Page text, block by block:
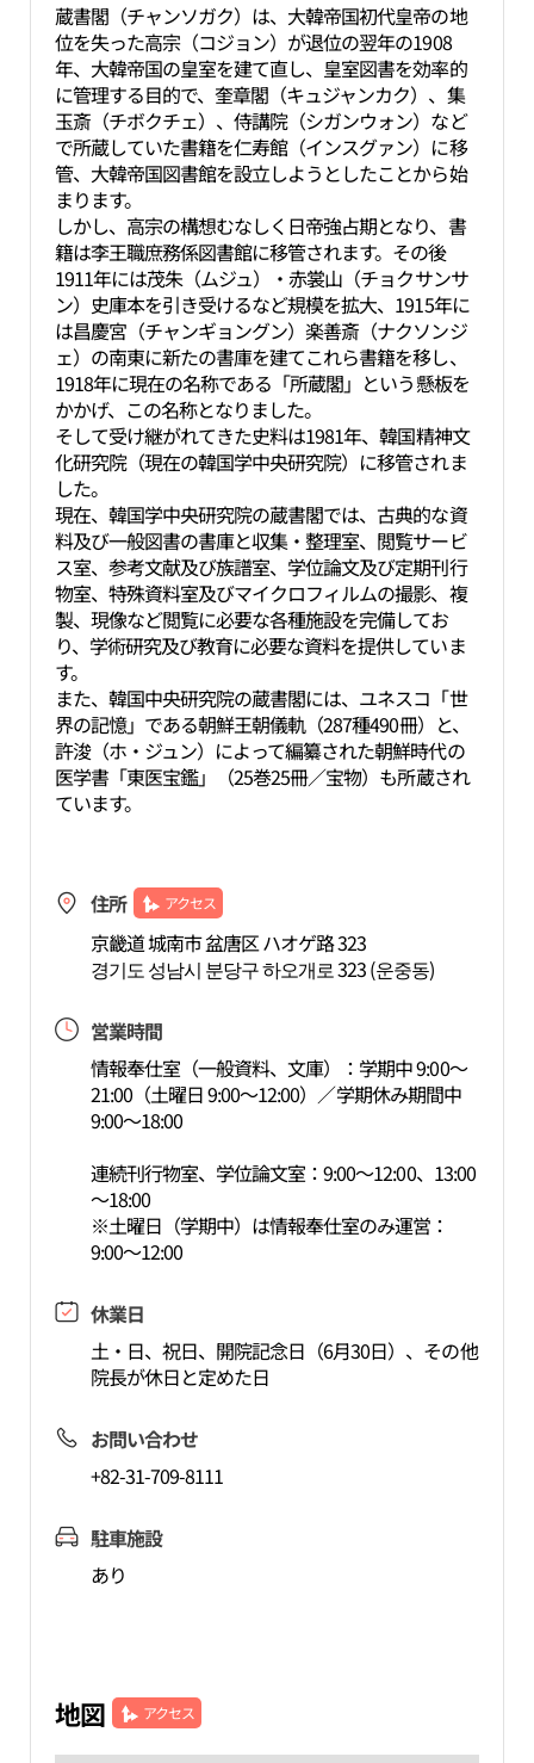
蔵書閣（チャンソガク）は、大韓帝国初代皇帝の地
位を失った高宗（コジョン）が退位の翌年の1908
年、大韓帝国の皇室を建て直し、皇室図書を効率的
に管理する目的で、奎章閣（キュジャンカク）、集
玉斎（チボクチェ）、侍講院（シガンウォン）など
で所蔵していた書籍を仁寿館（インスグァン）に移
管、大韓帝国図書館を設立しようとしたことから始
まります。
しかし、高宗の構想むなしく日帝強占期となり、書
籍は李王職庶務係図書館に移管されます。その後
1911年には茂朱（ムジュ）・赤裳山（チョクサンサ
ン）史庫本を引き受けるなど規模を拡大、1915年に
は昌慶宮（チャンギョングン）楽善斎（ナクソンジ
ェ）の南東に新たの書庫を建てこれら書籍を移し、
1918年に現在の名称である「所蔵閣」という懸板を
かかげ、この名称となりました。
そして受け継がれてきた史料は1981年、韓国精神文
化研究院（現在の韓国学中央研究院）に移管されま
した。
現在、韓国学中央研究院の蔵書閣では、古典的な資
料及び一般図書の書庫と収集・整理室、閲覧サービ
ス室、参考文献及び族譜室、学位論文及び定期刊行
物室、特殊資料室及びマイクロフィルムの撮影、複
製、現像など閲覧に必要な各種施設を完備してお
り、学術研究及び教育に必要な資料を提供していま
す。
また、韓国中央研究院の蔵書閣には、ユネスコ「世
界の記憶」である朝鮮王朝儀軌（287種490冊）と、
許浚（ホ・ジュン）によって編纂された朝鮮時代の
医学書「東医宝鑑」（25巻25冊／宝物）も所蔵され
ています。
住所 アクセス
京畿道 城南市 盆唐区 ハオゲ路 323
경기도 성남시 분당구 하오개로 323 (운중동)
営業時間
情報奉仕室（一般資料、文庫）：学期中 9:00～
21:00（土曜日 9:00～12:00）／学期休み期間中
9:00～18:00
連続刊行物室、学位論文室：9:00～12:00、13:00
～18:00
※土曜日（学期中）は情報奉仕室のみ運営：
9:00～12:00
休業日
土・日、祝日、開院記念日（6月30日）、その他
院長が休日と定めた日
お問い合わせ
+82-31-709-8111
駐車施設
あり
地図 アクセス